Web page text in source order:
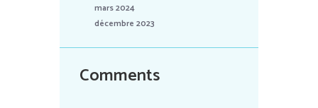
mars 2024
décembre 2023
Comments